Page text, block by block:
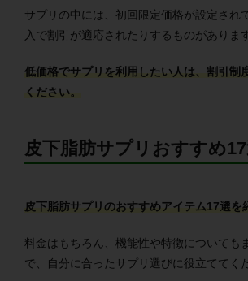
サプリの中には、初回限定価格が設定され
入で割引が適応されたりするものがありま
低価格でサプリを利用したい人は、割引制
ください。
皮下脂肪サプリおすすめ
皮下脂肪サプリのおすすめアイテム17選を
料金はもちろん、機能性や特徴についても
で、自分に合ったサプリ選びに役立ててく